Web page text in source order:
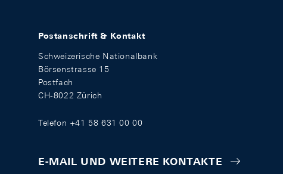
Postanschrift & Kontakt
Schweizerische Nationalbank
Börsenstrasse 15
Postfach
CH-8022 Zürich
Telefon +41 58 631 00 00
E-MAIL UND WEITERE KONTAKTE